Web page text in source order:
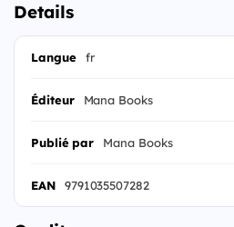
Details
Langue fr
Éditeur Mana Books
Publié par Mana Books
EAN 9791035507282